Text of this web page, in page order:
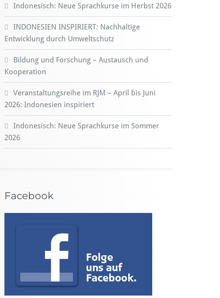
Indonesisch: Neue Sprachkurse im Herbst 2026
INDONESIEN INSPIRIERT: Nachhaltige
Entwicklung durch Umweltschutz
Bildung und Forschung – Austausch und
Kooperation
Veranstaltungsreihe im RJM – April bis Juni
2026: Indonesien inspiriert
Indonesisch: Neue Sprachkurse im Sommer
2026
Facebook